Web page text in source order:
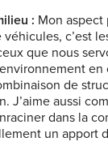
: Mon
c’est
que nous
de
J’aime aussi
dans la
un apport